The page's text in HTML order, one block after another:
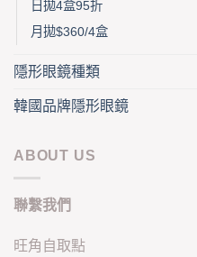
日拋4盒95折
月拋$360/4盒
隱形眼鏡種類
韓國品牌隱形眼鏡
ABOUT US
聯繫我們
旺角自取點